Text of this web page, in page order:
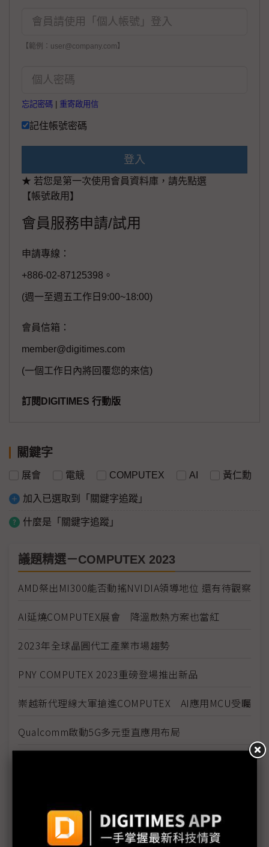
【範例：user@company.com】
忘記密碼 重寄啟用信
記住帳號密碼
登入
★ 若您是第一次使用會員資料庫，請先點選
【帳號啟用】
會員服務申請/試用
申請專線：
+886-02-87125398。
(週一至週五工作日9:00~18:00)
會員信箱：
member@digitimes.com
(一個工作日內將回覆您的來信)
訂閱DIGITIMES 行動版
關鍵字
展會 電競 COMPUTEX AI 黃仁勳
加入已選取到「關鍵字追蹤」
什麼是「關鍵字追蹤」
議題精選－COMPUTEX 2023
AMD祭出MI300能否動搖NVIDIA領導地位 還有待觀察
AI延燒COMPUTEX展會 降溫散熱方案也當紅
2023年全球晶圓代工產業市場趨勢
PNY COMPUTEX 2023重磅登場推出新品
崇越新代理線大軍搶進COMPUTEX AI應用MCU受矚
Qualcomm啟動5G多元垂直應用布局